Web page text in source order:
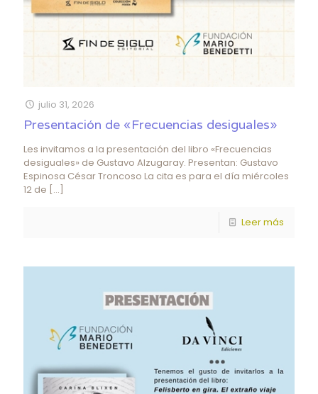
julio 31, 2026
Presentación de «Frecuencias desiguales»
Les invitamos a la presentación del libro «Frecuencias
desiguales» de Gustavo Alzugaray. Presentan: Gustavo
Espinosa César Troncoso La cita es para el día miércoles
12 de […]
Leer más